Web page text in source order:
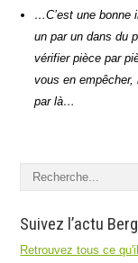
…C’est une bonne
un par un dans du
vérifier pièce par
vous en
par là…
Suivez l’actu
Retrouvez tous ce